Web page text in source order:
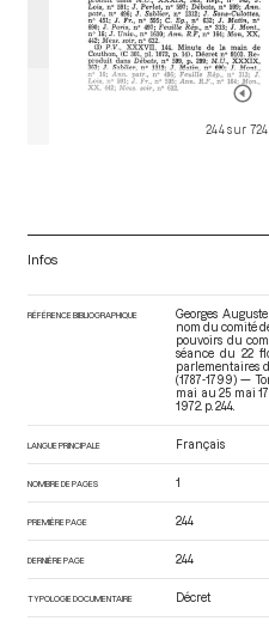
244 sur 724
Infos
RÉFÉRENCE BIBLIOGRAPHIQUE
Georges
nom du comité
pouvoirs du
séance du 22
parlementaires
(1787-1799) —
mai au 25 mai
1972. p. 244.
LANGUE PRINCIPALE Français
NOMBRE DE PAGES 1
PREMIÈRE PAGE 244
DERNIÈRE PAGE 244
TYPOLOGIE DOCUMENTAIRE Décret